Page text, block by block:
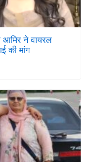
आमिर ने वायरल
की मांग